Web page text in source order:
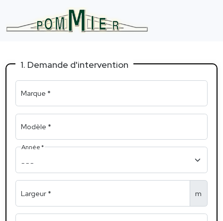
1. Demande d'intervention
Marque *
Modèle *
- - -
Année *
Largeur * m